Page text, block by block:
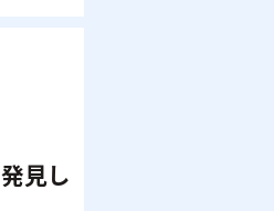
見し